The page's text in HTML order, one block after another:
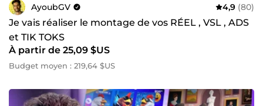
AyoubGV 4,9 (80)
Je vais réaliser le montage de vos RÉEL , VSL , ADS
et TIK TOKS
À partir de 25,09 $US
Budget moyen : 219,64 $US